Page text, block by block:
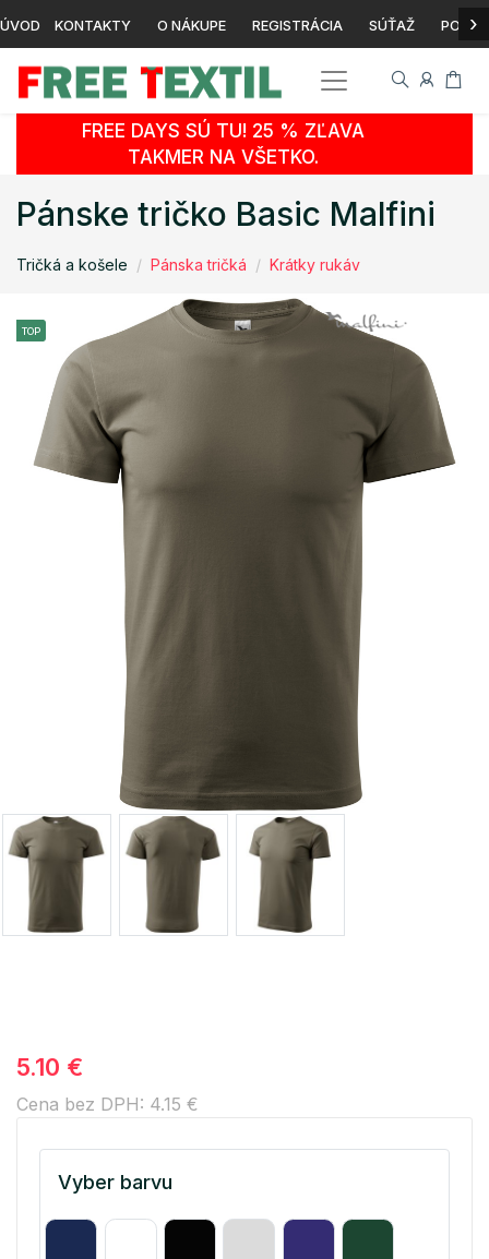
ÚVOD KONTAKTY O NÁKUPE REGISTRÁCIA SÚŤAŽ ›
FREE DAYS SÚ TU! 25 % ZĽAVA
TAKMER NA VŠETKO.
Pánske tričko Basic Malfini
Tričká a košele Pánska tričká Krátky rukáv
TOP
5.10 €
Cena bez DPH: 4.15 €
Vyber barvu